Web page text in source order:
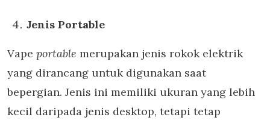
Jenis Portable
Vape portable merupakan jenis rokok elektrik
yang dirancang untuk digunakan saat
bepergian. Jenis ini memiliki ukuran yang lebih
kecil daripada jenis desktop, tetapi tetap